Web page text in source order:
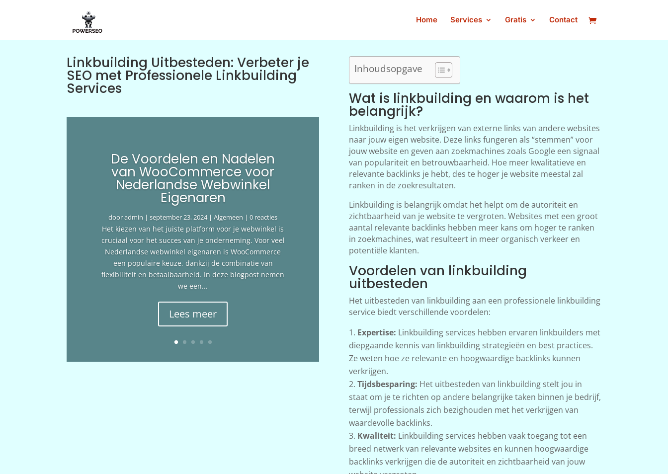
Home Services Gratis Contact
Linkbuilding Uitbesteden: Verbeter je
SEO met Professionele Linkbuilding
Services
De Voordelen en Nadelen
van WooCommerce voor
Nederlandse Webwinkel
Eigenaren
dooradmin |september 23, 2024|Algemeen | 0 reacties
Het kiezen van het juiste platform voor je webwinkel is
cruciaal voor het succes van je onderneming. Voor veel
Nederlandse webwinkel eigenaren is WooCommerce
een populaire keuze, dankzij de combinatie van
flexibiliteit en betaalbaarheid. In deze blogpost nemen
we een...
Lees meer
Inhoudsopgave
Wat is linkbuilding en waarom is het
belangrijk?
Linkbuilding is het verkrijgen van externe links van andere websites
naar jouw eigen website. Deze links fungeren als “stemmen” voor
jouw website en geven aan zoekmachines zoals Google een signaal
van populariteit en betrouwbaarheid. Hoe meer kwalitatieve en
relevante backlinks je hebt, des te hoger je website meestal zal
ranken in de zoekresultaten.
Linkbuilding is belangrijk omdat het helpt om de autoriteit en
zichtbaarheid van je website te vergroten. Websites met een groot
aantal relevante backlinks hebben meer kans om hoger te ranken
in zoekmachines, wat resulteert in meer organisch verkeer en
potentiële klanten.
Voordelen van linkbuilding
uitbesteden
Het uitbesteden van linkbuilding aan een professionele linkbuilding
service biedt verschillende voordelen:
Expertise: Linkbuilding services hebben ervaren linkbuilders met
diepgaande kennis van linkbuilding strategieën en best practices.
Ze weten hoe ze relevante en hoogwaardige backlinks kunnen
verkrijgen.
Tijdsbesparing: Het uitbesteden van linkbuilding stelt jou in
staat om je te richten op andere belangrijke taken binnen je bedrijf,
terwijl professionals zich bezighouden met het verkrijgen van
waardevolle backlinks.
Kwaliteit: Linkbuilding services hebben vaak toegang tot een
breed netwerk van relevante websites en kunnen hoogwaardige
backlinks verkrijgen die de autoriteit en zichtbaarheid van jouw